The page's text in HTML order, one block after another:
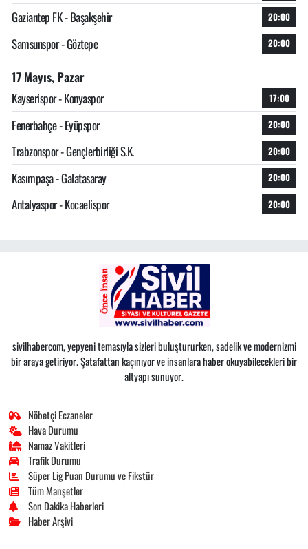
Gaziantep FK - Başakşehir 20:00
Samsunspor - Göztepe 20:00
17 Mayıs, Pazar
Kayserispor - Konyaspor
17:00
Fenerbahçe - Eyüpspor 20:00
Trabzonspor - Gençlerbirliği S.K. 20:00
Kasımpaşa - Galatasaray 20:00
Antalyaspor - Kocaelispor 20:00
sivilhabercom, yepyeni temasıyla sizleri buluştururken, sadelik ve modernizmi
bir araya getiriyor. Şatafattan kaçınıyor ve insanlara haber okuyabilecekleri bir
altyapı sunuyor.
Nöbetçi Eczaneler
Hava Durumu
Namaz Vakitleri
Trafik Durumu
Süper Lig Puan Durumu ve Fikstür
Tüm Manşetler
Son Dakika Haberleri
Haber Arşivi